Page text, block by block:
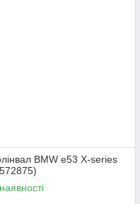
BMW e53 X-series